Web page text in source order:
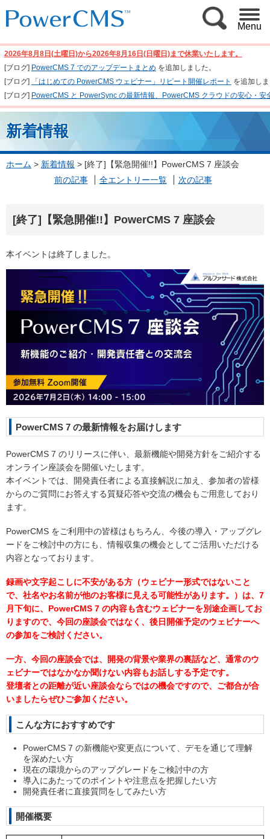
Menu
2026年8月8日(土曜日)から2026年8月16日(日曜日)まで休業いたします。
[ブログ] PowerCMS 7 でのアップデートまとめ を追加しました。
[ブログ]
「はじめての PowerCMS ウェビナー」リピート開催レポート を追加し
[ブログ] PowerCMS と PowerSync の最新情報、PowerCMS クラウドの安心・
新着情報
ホーム > 新着情報 > [終了]【緊急開催!!】PowerCMS 7 座談会
前の記事
全エントリー一覧 次の記事
[終了]【緊急開催!!】PowerCMS 7 座談会
本イベントは終了しました。
PowerCMS 7 の最新情報をお届けします
PowerCMS 7 のリリースに伴い、最新機能や開発方針をご紹介する
オンライン座談会を開催いたします。
本イベントでは、開発責任者による直接解説に加え、参加者の皆様
からのご質問にお答えする質疑応答や交流の機会もご用意しており
ます。
PowerCMS をご利用中の皆様はもちろん、今後の導入・アップグレ
ードをご検討中の方にも、情報収集の機会としてご活用いただける
内容となっております。
録画や文字起こしに不安がある方（ウェビナー形式ではないこと
で、社名やお名前が他のお客様に見える可能性があります。）は、7
月下旬に、PowerCMS 7 の内容も含むウェビナーを別途企画してお
りますので、今回の座談会ではなく、後日開催予定のウェビナーへ
の参加をご検討ください。
一方、今回の座談会では、開発の背景や業界の裏話など、通常のウ
ェビナーではなかなか聞けない内容もお話しする予定です。
登壇者との距離が近い座談会ならではの機会ですので、ご都合が合
いましたらぜひご参加ください。
こんな方におすすめです
PowerCMS 7 の新機能や変更点について、デモを通じて理解
を深めたい方
現在の環境からのアップグレードをご検討中の方
導入にあたってのポイントや注意点を把握したい方
開発責任者に直接質問をしてみたい方
開催概要